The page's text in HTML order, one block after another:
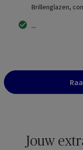
Brillenglazen,
...
Jouw